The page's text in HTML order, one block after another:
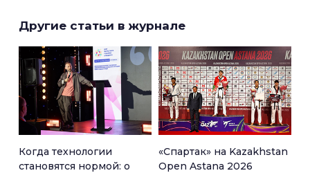
Другие статьи в журнале
Когда технологии
становятся нормой: о
«Спартак» на Kazakhstan
Open Astana 2026